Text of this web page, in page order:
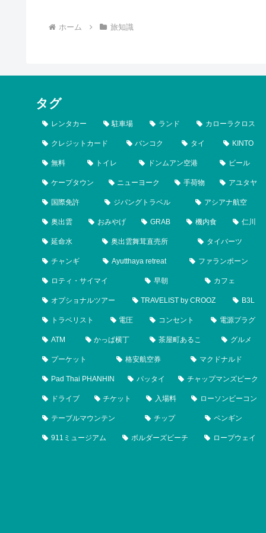
ホーム 旅知識
タグ
レンタカー 駐車場 ランド カローラクロス
クレジットカード バンコク タイ KINTO
無料 トイレ ドンムアン空港 ビール
ケープタウン ニューヨーク 手荷物 アユタヤ
国際免許 ジパングトラベル アシアナ航空
奥出雲 おみやげ GRAB 機内食 仁川
延命水 奥出雲舞茸直売所 タイバーツ
チャンギ Ayutthaya retreat ファランポーン
ロティ・サイマイ 早朝 カフェ
オプショナルツアー TRAVELIST by CROOZ B3L
トラベリスト 電圧 コンセント 電源プラグ
ATM かっぱ横丁 茶屋町あるこ グルメ
プーケット 格安航空券 マクドナルド
Pad Thai PHANHIN パッタイ チャップマンズピーク
ドライブ チケット 入場料 ローソンビーコン
テーブルマウンテン チップ ペンギン
911ミュージアム ボルダーズビーチ ロープウェイ